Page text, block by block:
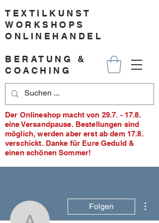
TEXTILKUNST
WORKSHOPS
ONLINEHANDEL
BERATUNG &
COACHING
Der Onlineshop macht von 29.7. - 17.8.
eine Versandpause. Bestellungen sind
möglich, werden aber erst ab dem 17.8.
verschickt. Danke für Eure Geduld &
einen schönen Sommer!
Folgen